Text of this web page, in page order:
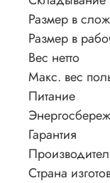
Размер в
Размер в
Вес нетто
Макс. вес
Питание
Гарантия
Страна